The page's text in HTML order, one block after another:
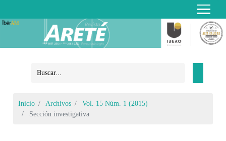
Inicio Archivos
Vol. 15 Núm. 1 (2015)
Sección investigativa